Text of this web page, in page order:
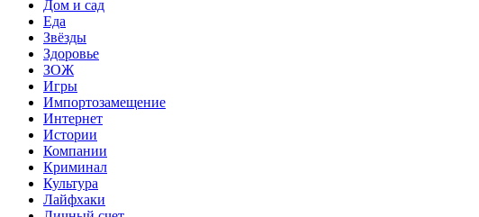
Дом и сад
Еда
Звёзды
Здоровье
ЗОЖ
Игры
Импортозамещение
Интернет
Истории
Компании
Криминал
Культура
Лайфхаки